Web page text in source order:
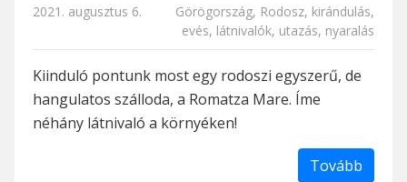
2021. augusztus 6. Görögország, Rodosz, kirándulás,
evés, látnivalók, utazás, nyaralás
Kiinduló pontunk most egy rodoszi egyszerű, de
hangulatos szálloda, a Romatza Mare. Íme
néhány látnivaló a környéken!
Tovább